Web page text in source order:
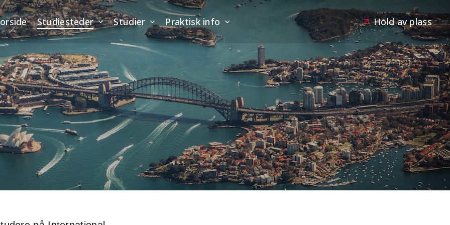
Studiesteder Studier Praktisk info Hold av plass